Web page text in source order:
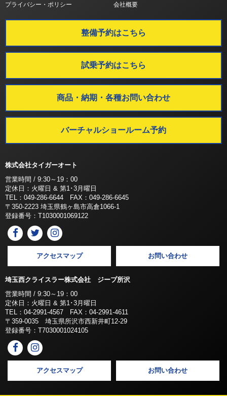
プライバシー・ポリシー
会社概要
整備予約はこちら
試乗予約はこちら
商品・納期・各種お問い合わせ
バーチャルショールーム予約
株式会社タイガーオート
営業時間 / 9:30～19：00
定休日：火曜日 & 第1･3月曜日
TEL：049-286-6644 FAX：049-286-6645
〒350-2223 埼玉県鶴ヶ島市高倉1066-1
登録番号：T1030001069122
アクセスマップ お問い合わせ
埼玉西クライスラー株式会社 ジープ所沢
営業時間 / 9:30～19：00
定休日：火曜日 & 第1･3月曜日
TEL：04-2991-4567 FAX：04-2991-4611
〒359-0035 埼玉県所沢市西新井町12-29
登録番号：T7030001024105
アクセスマップ お問い合わせ